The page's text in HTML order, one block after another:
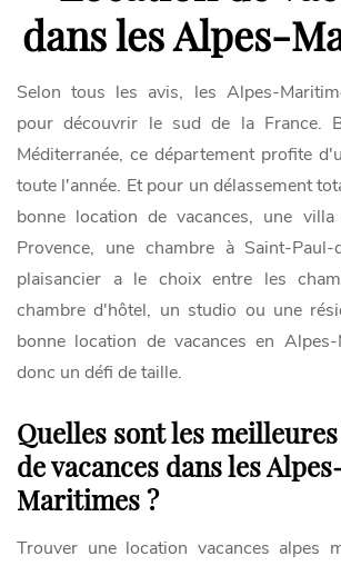
dans les Alpes-
Selon tous les avis, les Alpes-
pour découvrir le sud de la France.
Méditerranée, ce département profite
toute l'année. Et pour un délassement
bonne location de vacances, une
Provence, une chambre à Saint-Paul-
plaisancier a le choix entre les
chambre d'hôtel, un studio ou une
bonne location de vacances en
donc un défi de taille.
Quelles sont les
de vacances dans les
Maritimes ?
Trouver une location vacances alpes